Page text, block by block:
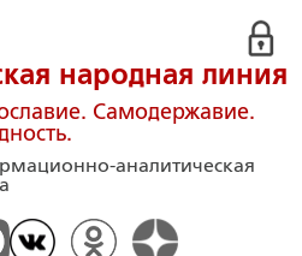
народная линия
Самодержавие.
аналитическая